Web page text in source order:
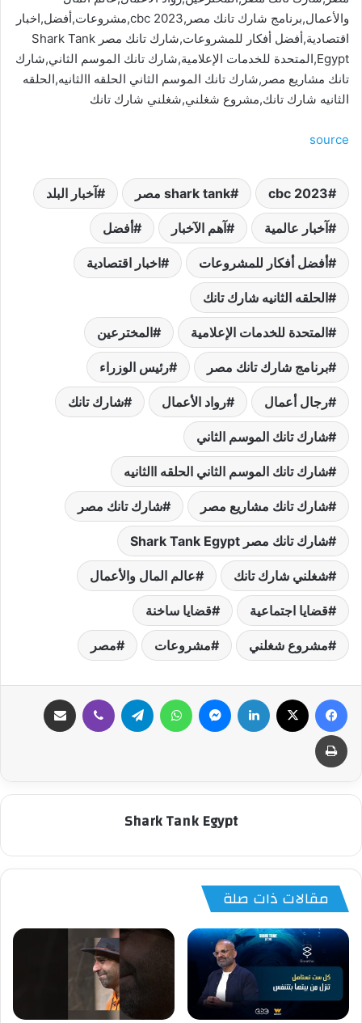
والأعمال,برنامج شارك تانك مصر,cbc 2023,مشروعات,أفضل,اخبار
اقتصادية,أفضل أفكار للمشروعات,شارك تانك مصر Shark Tank
Egypt,المتحدة للخدمات الإعلامية,شارك تانك الموسم الثاني,شارك
تانك مشاريع مصر,شارك تانك الموسم الثاني الحلقه االثانيه,الحلقه
الثانيه شارك تانك,مشروع شغلني,شغلني شارك تانك
source
cbc 2023 shark tank مصر آخبار البلد
آخبار عالمية آهم الآخبار أفضل
أفضل أفكار للمشروعات اخبار اقتصادية
الحلقه الثانيه شارك تانك
المتحدة للخدمات الإعلامية المخترعين
برنامج شارك تانك مصر رئيس الوزراء
رجال أعمال رواد الأعمال شارك تانك
شارك تانك الموسم الثاني
شارك تانك الموسم الثاني الحلقه االثانيه
شارك تانك مشاريع مصر شارك تانك مصر
شارك تانك مصر Shark Tank Egypt
شغلني شارك تانك عالم المال والأعمال
قضايا اجتماعية قضايا ساخنة
مشروع شغلني مشروعات مصر
فيسبوك لينكدإن ماسنجر واتساب تيلقرام ڤايبر
طباعة
Shark Tank Egypt
مقالات ذات صلة